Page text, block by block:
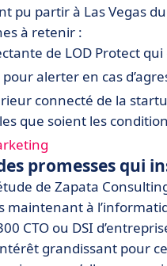
pu partir à Las Vegas
à retenir :
de LOD Protect
alerter en cas
connecté de la
que soient les
promesses qui
de Zapata
maintenant à
CTO ou DSI
grandissant pour